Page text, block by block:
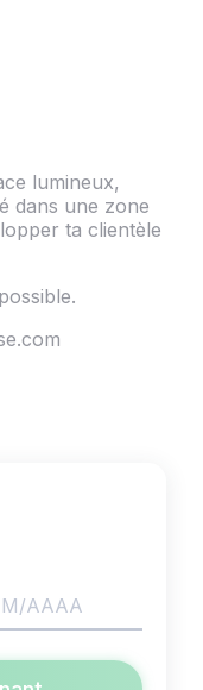
lumineux,
dans une zone
ta clientèle